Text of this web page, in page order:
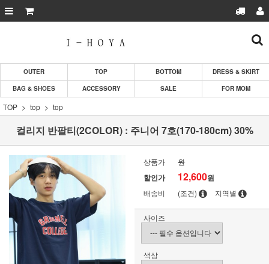
OUTER TOP BOTTOM
DRESS & SKIRT
BAG & SHOES
ACCESSORY SALE FOR MOM
TOP top top
컬리지 반팔티(2COLOR) : 주니어 7호(170-180cm) 30%
상품가 원
할인가 12,600원
배송비 (조건) 지역별
사이즈
색상